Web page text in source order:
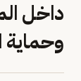
داخل
وحماية